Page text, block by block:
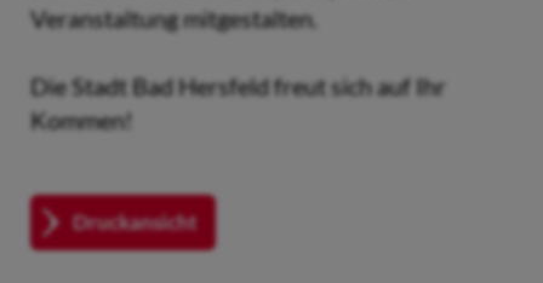
Veranstaltung mitgestalten.
Die Stadt Bad Hersfeld freut sich auf Ihr
Kommen!
Druckansicht